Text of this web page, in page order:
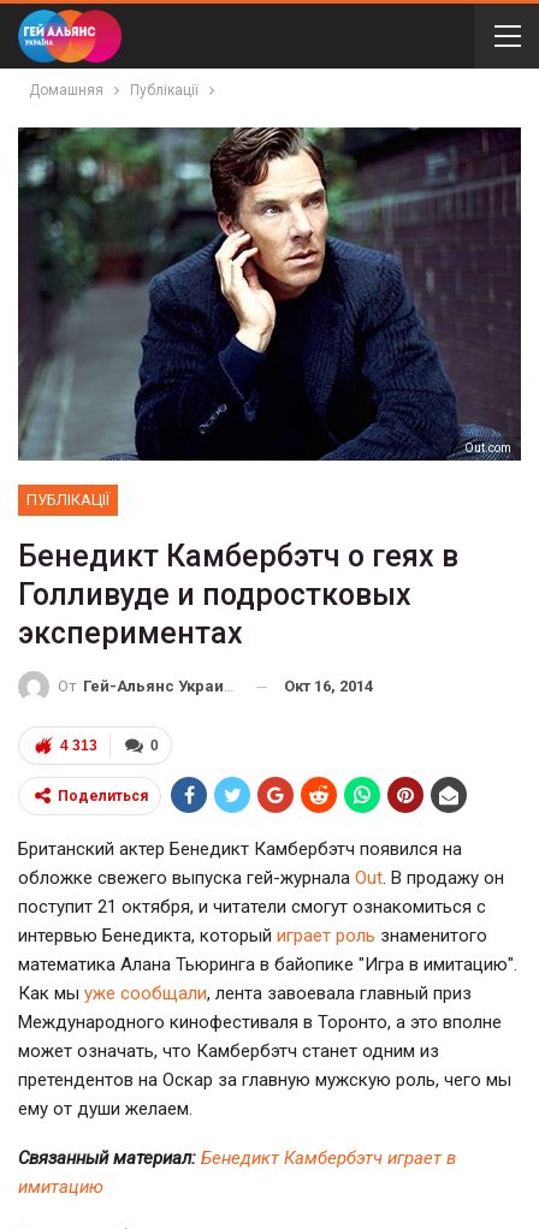
Домашняя Публікації
Out.com
ПУБЛІКАЦІЇ
Бенедикт Камбербэтч о геях в
Голливуде и подростковых
экспериментах
От Гей-Альянс Украина Окт 16, 2014
0
4 313
Поделиться
Британский актер Бенедикт Камбербэтч появился на
обложке свежего выпуска гей-журнала Out. В продажу он
поступит 21 октября, и читатели смогут ознакомиться с
интервью Бенедикта, который играет роль знаменитого
математика Алана Тьюринга в байопике "Игра в имитацию".
Как мы уже сообщали, лента завоевала главный приз
Международного кинофестиваля в Торонто, а это вполне
может означать, что Камбербэтч станет одним из
претендентов на Оскар за главную мужскую роль, чего мы
ему от души желаем.
Связанный материал: Бенедикт Камбербэтч играет в
имитацию